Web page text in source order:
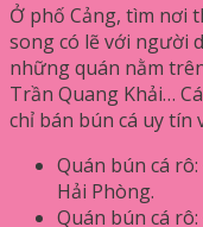
Ở phố Cảng, tìm nơi
song có lẽ với người
những quán nằm
Trần Quang Khải…
chỉ bán bún cá uy tín
Quán bún cá
Hải Phòng.
Quán bún cá